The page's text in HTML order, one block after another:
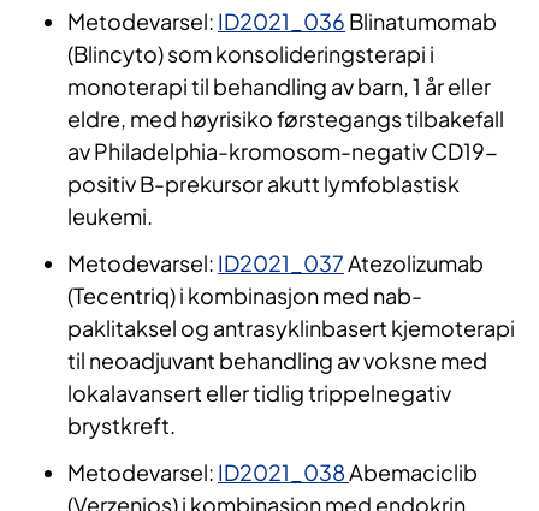
Metodevarsel: ID2021_036 Blinatumomab
(Blincyto) som konsolideringsterapi i
monoterapi til behandling av barn, 1 år eller
eldre, med høyrisiko førstegangs tilbakefall
av Philadelphia-kromosom-negativ CD19-
positiv B-prekursor akutt lymfoblastisk
leukemi.
Metodevarsel: ID2021_037Atezolizumab
(Tecentriq) i kombinasjon med nab-
paklitaksel og antrasyklinbasert kjemoterapi
til neoadjuvant behandling av voksne med
lokalavansert eller tidlig trippelnegativ
brystkreft.
Metodevarsel: ID2021_038Abemaciclib
(Verzenios) i kombinasjon med endokrin